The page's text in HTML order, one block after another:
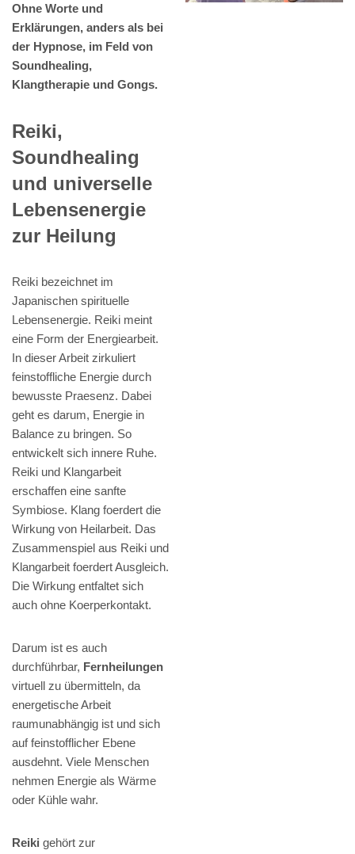
Ohne Worte und
Erklärungen, anders als bei
der Hypnose, im Feld von
Soundhealing,
Klangtherapie und Gongs.
Reiki,
Soundhealing
und universelle
Lebensenergie
zur Heilung
Reiki bezeichnet im
Japanischen spirituelle
Lebensenergie. Reiki meint
eine Form der Energiearbeit.
In dieser Arbeit zirkuliert
feinstoffliche Energie durch
bewusste Praesenz. Dabei
geht es darum, Energie in
Balance zu bringen. So
entwickelt sich innere Ruhe.
Reiki und Klangarbeit
erschaffen eine sanfte
Symbiose. Klang foerdert die
Wirkung von Heilarbeit. Das
Zusammenspiel aus Reiki und
Klangarbeit foerdert Ausgleich.
Die Wirkung entfaltet sich
auch ohne Koerperkontakt.
Darum ist es auch
durchführbar, Fernheilungen
virtuell zu übermitteln, da
energetische Arbeit
raumunabhängig ist und sich
auf feinstofflicher Ebene
ausdehnt. Viele Menschen
nehmen Energie als Wärme
oder Kühle wahr.
Reiki gehört zur